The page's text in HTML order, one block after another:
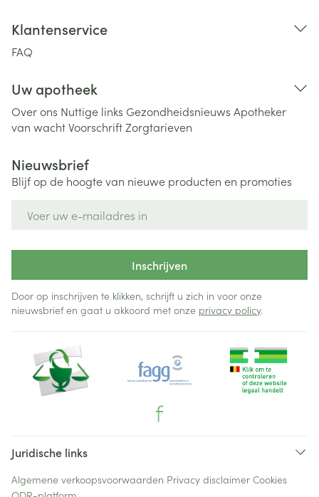
Klantenservice
FAQ
Uw apotheek
Over ons Nuttige links Gezondheidsnieuws Apotheker
van wachtVoorschriftZorgtarieven
Nieuwsbrief
Blijf op de hoogte van nieuwe producten en promoties
Inschrijven
Door op inschrijven te klikken, schrijft u zich in voor onze
nieuwsbrief en gaat u akkoord met onze privacy policy.
Juridische links
Algemene verkoopsvoorwaarden Privacy disclaimer Cookies